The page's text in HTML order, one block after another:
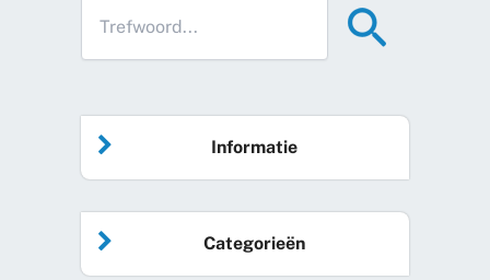
Informatie
Home
Categorieën